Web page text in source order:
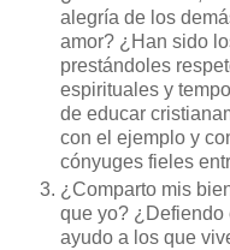
alegría de los
amor? ¿Han sido
prestándoles
espirituales y
de educar
con el ejemplo y
cónyuges fieles
¿Comparto mis
que yo? ¿Defiendo
ayudo a los que